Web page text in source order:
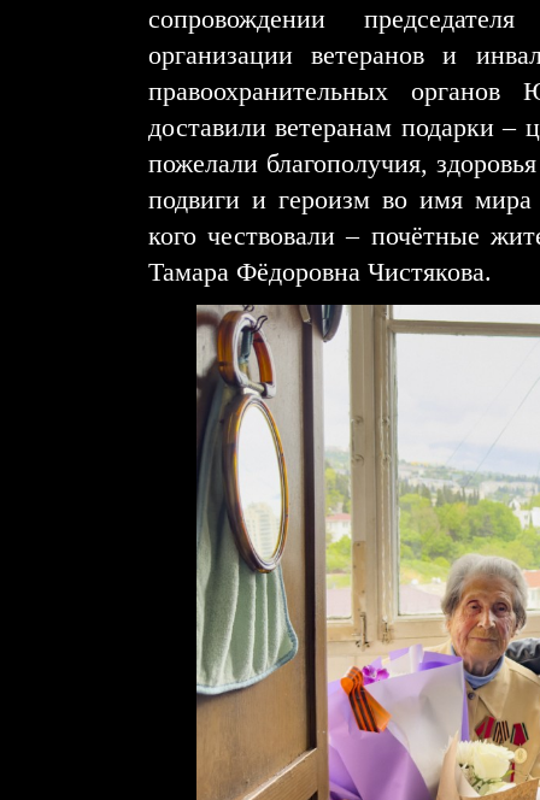
сопровождении
организации ветеранов и
правоохранительных
доставили ветеранам подарки –
пожелали благополучия,
подвиги и героизм во имя
кого чествовали – почётные
Тамара Фёдоровна Чистякова.